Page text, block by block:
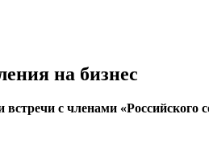
на бизнес
встречи с членами